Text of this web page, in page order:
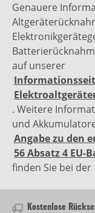
Genauere
auf unserer
. Weitere
und
Angabe zu den
56 Absatz 4
finden Sie bei der
Kostenlose